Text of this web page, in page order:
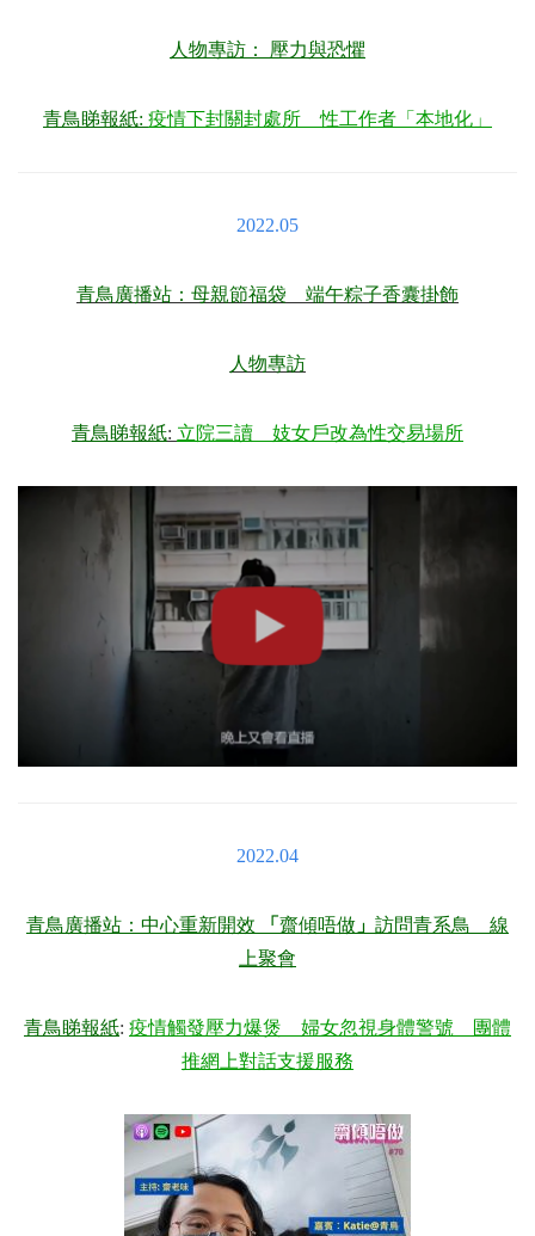
人物專訪 ： 壓力與恐懼
青鳥睇報紙: 疫情下封關封處所 性工作者「本地化」
2022.05
青鳥廣播站：母親節福袋 端午粽子香囊掛飾
人物專訪
青鳥睇報紙: 立院三讀 妓女戶改為性交易場所
2022.04
青鳥廣播站：中心重新開效 「 齋傾唔做 」 訪問青系鳥 線
上聚會
青鳥睇報紙: 疫情觸發壓力爆煲 婦女忽視身體警號 團體
推網上對話支援服務